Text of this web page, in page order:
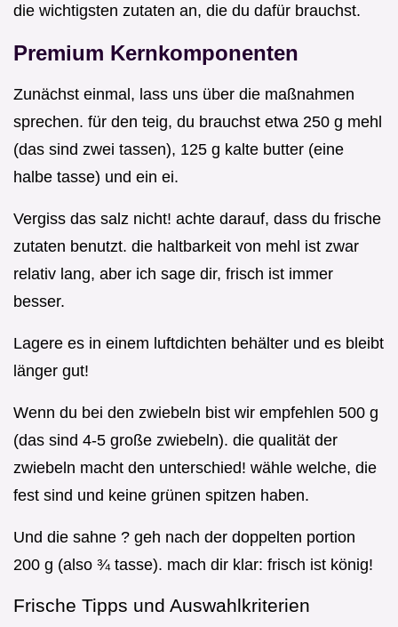
die wichtigsten zutaten an, die du dafür brauchst.
Premium Kernkomponenten
Zunächst einmal, lass uns über die maßnahmen
sprechen. für den teig, du brauchst etwa 250 g mehl
(das sind zwei tassen), 125 g kalte butter (eine
halbe tasse) und ein ei.
Vergiss das salz nicht! achte darauf, dass du frische
zutaten benutzt. die haltbarkeit von mehl ist zwar
relativ lang, aber ich sage dir, frisch ist immer
besser.
Lagere es in einem luftdichten behälter und es bleibt
länger gut!
Wenn du bei den zwiebeln bist wir empfehlen 500 g
(das sind 4-5 große zwiebeln). die qualität der
zwiebeln macht den unterschied! wähle welche, die
fest sind und keine grünen spitzen haben.
Und die sahne ? geh nach der doppelten portion
200 g (also ¾ tasse). mach dir klar: frisch ist könig!
Frische Tipps und Auswahlkriterien